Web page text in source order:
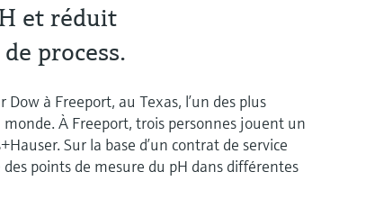
et réduit
process.
à Freeport, au Texas, l’un des plus
À Freeport, trois personnes jouent un
Sur la base d’un contrat de service
points de mesure du pH dans différentes